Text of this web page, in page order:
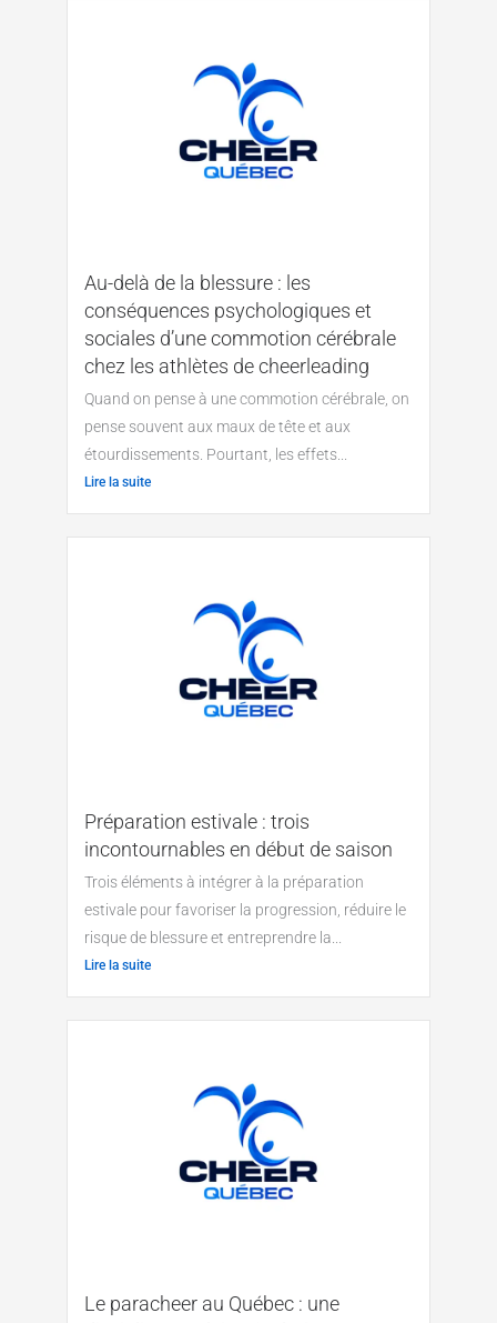
Au-delà de la blessure : les
conséquences psychologiques et
sociales d’une commotion cérébrale
chez les athlètes de cheerleading
Quand on pense à une commotion cérébrale, on
pense souvent aux maux de tête et aux
étourdissements. Pourtant, les effets...
Lire la suite
Préparation estivale : trois
incontournables en début de saison
Trois éléments à intégrer à la préparation
estivale pour favoriser la progression, réduire le
risque de blessure et entreprendre la...
Lire la suite
Le paracheer au Québec : une